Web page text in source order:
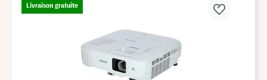
Livraison gratuite